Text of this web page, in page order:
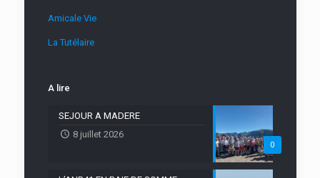
Amicale Vie
La Tutélaire
A lire
0
SEJOUR A MADERE
8 juillet 2026